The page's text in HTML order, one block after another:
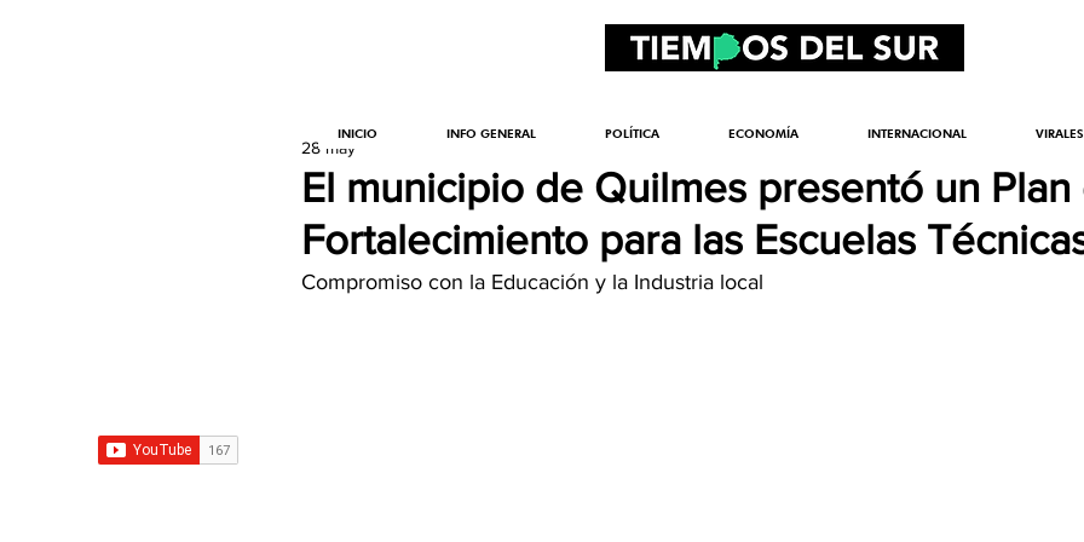
El municipio de Quilmes presentó un Plan
Fortalecimiento para las Escuelas
28 may
Compromiso con la Educación y la Industria local
INICIO INFO GENERAL POLÍTICA ECONOMÍA INTERNACIONAL VIRALES